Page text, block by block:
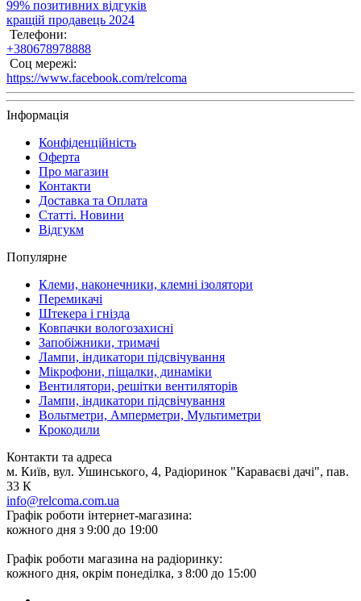
99% позитивних відгуків
кращій продавець 2024
Телефони:
+380678978888
Соц мережі:
https://www.facebook.com/relcoma
Інформація
Конфіденційність
Оферта
Про магазин
Контакти
Доставка та Оплата
Статті. Новини
Відгукм
Популярне
Клеми, наконечники, клемні ізолятори
Перемикачі
Штекера і гнізда
Ковпачки вологозахисні
Запобіжники, тримачі
Лампи, індикатори підсвічування
Мікрофони, піщалки, динаміки
Вентилятори, решітки вентиляторів
Лампи, індикатори підсвічування
Вольтметри, Амперметри, Мультиметри
Крокодили
Контакти та адреса
м. Київ, вул. Ушинського, 4, Радіоринок "Караваєві дачі", пав.
33 К
info@relcoma.com.ua
Графік роботи інтернет-магазина:
кожного дня з 9:00 до 19:00
Графік роботи магазина на радіоринку:
кожного дня, окрім понеділка, з 8:00 до 15:00